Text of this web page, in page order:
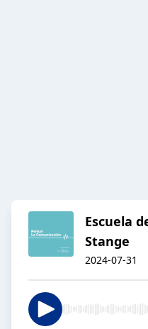
Escuela
Stange
2024-07-31